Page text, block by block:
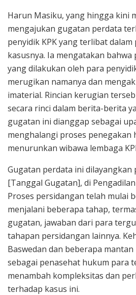
Harun Masiku, yang hingga kini
mengajukan gugatan perdata
penyidik KPK yang terlibat
kasusnya. Ia mengatakan
yang dilakukan oleh para
merugikan namanya dan
imaterial. Rincian kerugian
secara rinci dalam berita-berita
gugatan ini dianggap sebagai
menghalangi proses penegakan
menurunkan wibawa lembaga
Gugatan perdata ini dilayangkan
[Tanggal Gugatan], di
Proses persidangan telah mulai
menjalani beberapa tahap,
gugatan, jawaban dari para
tahapan persidangan lainnya.
Baswedan dan beberapa mantan
sebagai penasehat hukum para
menambah kompleksitas dan
terhadap kasus ini.